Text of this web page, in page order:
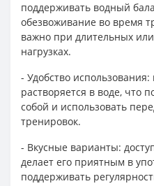
поддерживать водный
обезвоживание во время
важно при длительных
нагрузках.
- Удобство
растворяется в воде, что
собой и использовать
тренировок.
- Вкусные варианты:
делает его приятным в
поддерживать